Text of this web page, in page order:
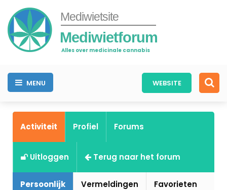
Mediwietsite
Mediwietforum
Alles over medicinale cannabis
MENU WEBSITE
Activiteit Profiel Forums
Uitloggen Terug naar het forum
Persoonlijk Vermeldingen
Favorieten